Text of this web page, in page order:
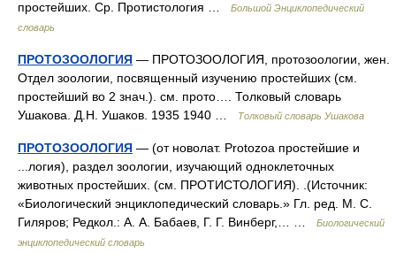
простейших. Ср. Протистология …
Большой Энциклопедический
словарь
ПРОТОЗООЛОГИЯ — ПРОТОЗООЛОГИЯ, протозоологии, жен.
Отдел зоологии, посвященный изучению простейших (см.
простейший во 2 знач.). см. прото…. Толковый словарь
Ушакова. Д.Н. Ушаков. 1935 1940 …
Толковый словарь Ушакова
ПРОТОЗООЛОГИЯ — (от новолат. Protozoa простейшие и
...логия), раздел зоологии, изучающий одноклеточных
животных простейших. (см. ПРОТИСТОЛОГИЯ). .(Источник:
«Биологический энциклопедический словарь.» Гл. ред. М. С.
Гиляров; Редкол.: А. А. Бабаев, Г. Г. Винберг,… …
Биологический
энциклопедический словарь